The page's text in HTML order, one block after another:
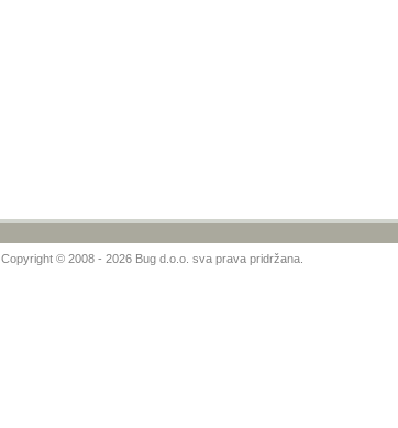
Copyright © 2008 - 2026 Bug d.o.o. sva prava pridržana.